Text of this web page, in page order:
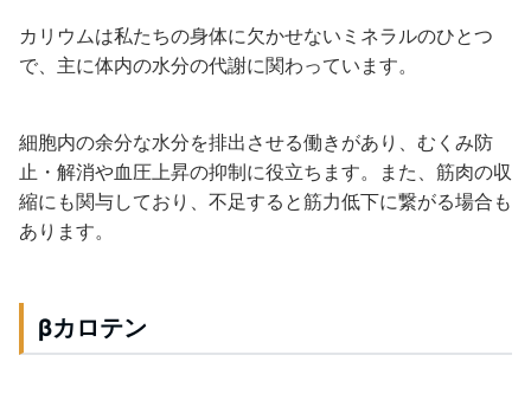
カリウムは私たちの身体に欠かせないミネラルのひとつ
で、主に体内の水分の代謝に関わっています。
細胞内の余分な水分を排出させる働きがあり、むくみ防
止・解消や血圧上昇の抑制に役立ちます。また、筋肉の収
縮にも関与しており、不足すると筋力低下に繋がる場合も
あります。
βカロテン